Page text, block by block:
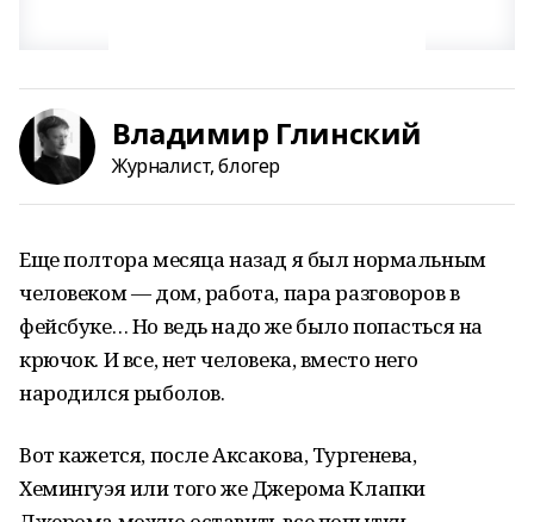
Владимир Глинский
Журналист, блогер
Еще полтора месяца назад я был нормальным
человеком — дом, работа, пара разговоров в
фейсбуке… Но ведь надо же было попасться на
крючок. И все, нет человека, вместо него
народился рыболов.
Вот кажется, после Аксакова, Тургенева,
Хемингуэя или того же Джерома Клапки